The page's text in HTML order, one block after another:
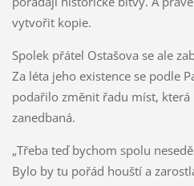
vytvořit kopie.
Spolek přátel Ostašova se ale
Za léta jeho existence se podle
podařilo změnit řadu míst,
zanedbaná.
„Třeba teď bychom spolu
Bylo by tu pořád houští a